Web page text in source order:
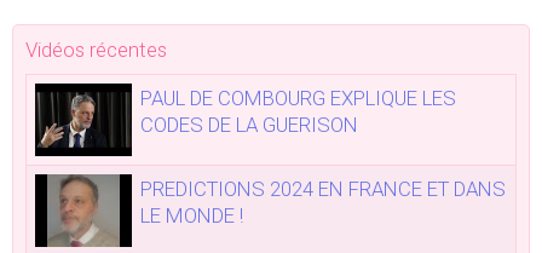
Vidéos récentes
PAUL DE COMBOURG EXPLIQUE LES
CODES DE LA GUERISON
PREDICTIONS 2024 EN FRANCE ET DANS
LE MONDE !